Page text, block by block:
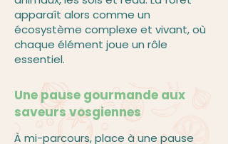
apparaît alors comme un
écosystème complexe et vivant, où
chaque élément joue un rôle
essentiel.
Une pause gourmande aux
saveurs vosgiennes
À mi-parcours, place à une pause